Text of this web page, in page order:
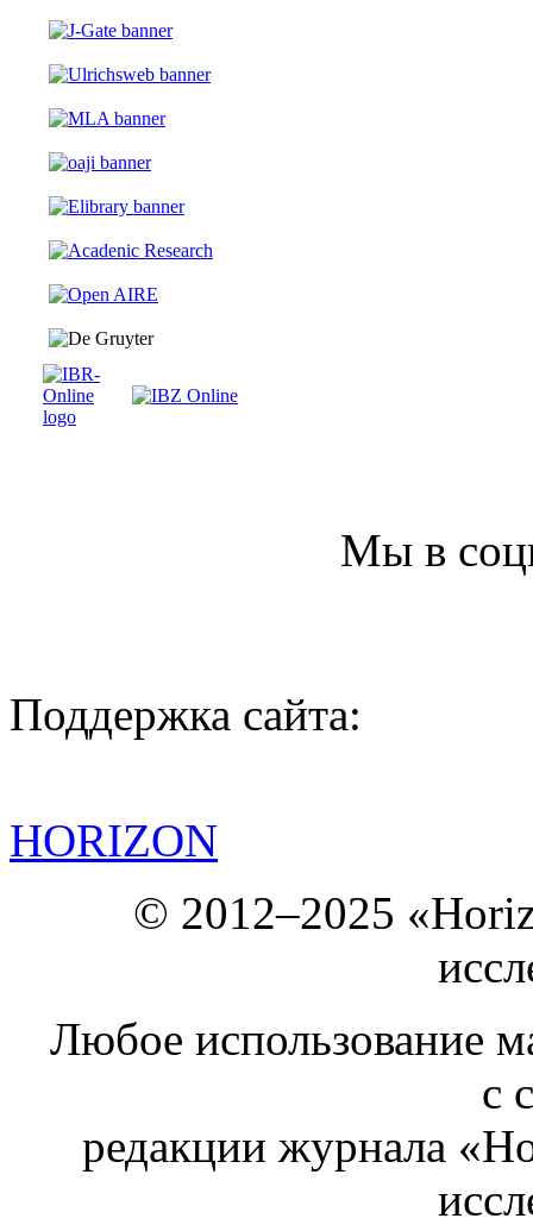
Мы в
Поддержка сайта:
HORIZON
© 2012–2025
Любое использование
с
редакции журнала